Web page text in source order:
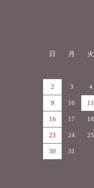
日 月 火
2 3 4
9 10 11
16 17 18
23 24 25
30 31